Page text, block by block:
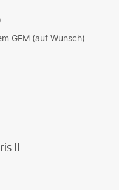
GEM (auf Wunsch)
II